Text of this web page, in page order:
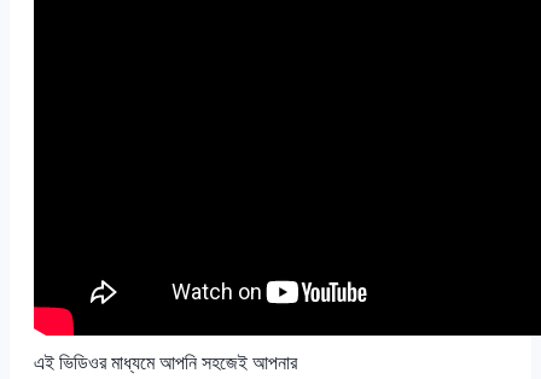
এই ভিডিওর মাধ্যমে আপনি সহজেই আপনার